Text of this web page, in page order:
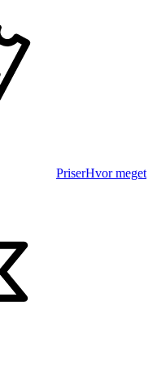
PriserHvor meget